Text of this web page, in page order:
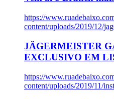
https://
content/uploads/2019/12/
JÄGERMEISTER
EXCLUSIVO EM
https://
content/uploads/2019/11/